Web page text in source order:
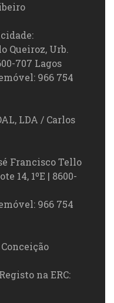
Queiroz, Urb.
707 Lagos
966 754
LDA / Carlos
Francisco Tello
14, 1ºE | 8600-
966 754
na ERC: